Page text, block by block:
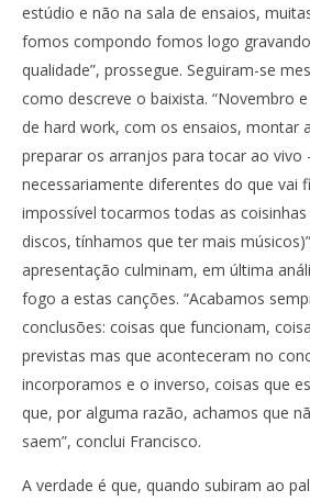
estúdio e não na sala de ensaios,
fomos compondo fomos logo
qualidade”, prossegue. Seguiram-se
como descreve o baixista. “Novembro
de hard work, com os ensaios, montar
preparar os arranjos para tocar ao vivo
necessariamente diferentes do que vai
impossível tocarmos todas as
discos, tínhamos que ter mais
apresentação culminam, em última
fogo a estas canções. “Acabamos
conclusões: coisas que funcionam,
previstas mas que aconteceram no
incorporamos e o inverso, coisas que
que, por alguma razão, achamos que
saem”, conclui Francisco.
A verdade é que, quando subiram ao